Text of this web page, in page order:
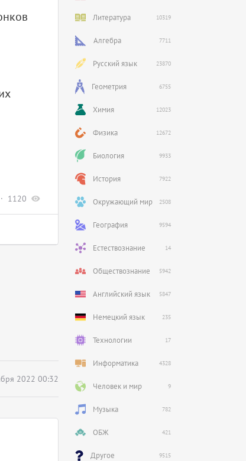
1120
2022 00:32
Литература 10319
Алгебра 7711
Русский язык 23870
Геометрия 6755
Химия 12023
Физика 12672
Биология 9933
История 7922
Окружающий мир 2508
География 9594
Естествознание 14
Обществознание 5942
Английский язык 5847
Немецкий язык 235
Технологии 17
Информатика 4328
Человек и мир 9
Музыка 782
ОБЖ 421
Другое 9515